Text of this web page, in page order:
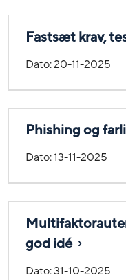
Fastsæt krav,
Dato:20-11-2025
Phishing og
Dato:13-11-2025
god idé
Dato:31-10-2025